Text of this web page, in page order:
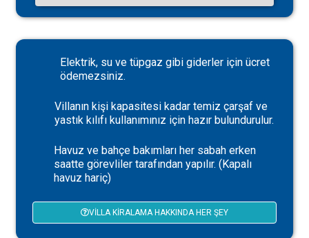
Elektrik, su ve tüpgaz gibi giderler için ücret
ödemezsiniz.
Villanın kişi kapasitesi kadar temiz çarşaf ve
yastık kılıfı kullanımınız için hazır bulundurulur.
Havuz ve bahçe bakımları her sabah erken
saatte görevliler tarafından yapılır. (Kapalı
havuz hariç)
VILLA KIRALAMA HAKKINDA HER ŞEY